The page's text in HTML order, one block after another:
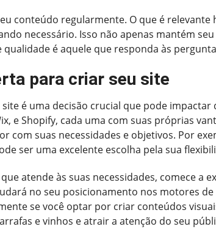
conteúdo regularmente. O que é
necessário. Isso não apenas mantém
é aquele que responda às
para criar seu site
é uma decisão crucial que pode
e Shopify, cada uma com suas próprias
com suas necessidades e objetivos. Por
ser uma excelente escolha pela sua
atende às suas necessidades, comece a
no seu posicionamento nos motores
se você optar por criar conteúdos
e vinhos e atrair a atenção do seu